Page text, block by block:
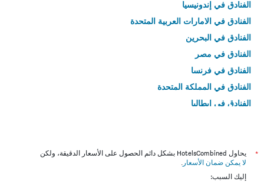
الفنادق في إندونيسيا
الفنادق في الامارات العربية المتحدة
الفنادق في البحرين
الفنادق في مصر
الفنادق في فرنسا
الفنادق في المملكة المتحدة
الفنادق في إيطاليا
*
يحاول HotelsCombined بشكل دائم الحصول على الأسعار الدقيقة، ولكن
لا يمكن ضمان الأسعار .
إليك السبب: